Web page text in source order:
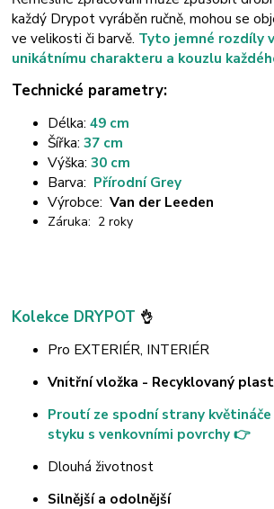
každý Drypot vyráběn ručně, mohou se
ve velikosti či barvě. Tyto jemné rozdíly
unikátnímu charakteru a kouzlu
Technické parametry:
Délka: 49 cm
Šířka:37 cm
Výška:30 cm
Barva: Přírodní Grey
Výrobce:Van der Leeden
Záruka: 2 roky
Kolekce DRYPOT 👌
Pro EXTERIÉR, INTERIÉR
Vnitřní vložka - Recyklovaný
Proutí ze spodní strany
styku s venkovními povrchy 👉
Dlouhá životnost
Silnější a odolnější